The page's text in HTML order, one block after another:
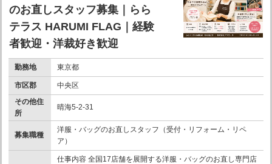
のお直しスタッフ募集｜らら
テラス HARUMI FLAG｜経験
者歓迎・洋裁好き歓迎
勤務地 東京都
市区郡
中央区
その他住
所
晴海5-2-31
募集職種
洋服・バッグのお直しスタッフ（受付・リフォーム・リペ
ア）
仕事内容 全国17店舗を展開する洋服・バッグのお直し専門店